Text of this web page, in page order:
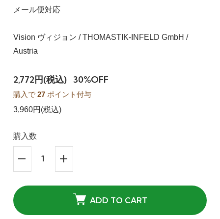
メール便対応
Vision ヴィジョン / THOMASTIK-INFELD GmbH /
Austria
2,772円(税込) 30%OFF
購入で 27ポイント付与
3,960円(税込)
購入数
ADD TO CART